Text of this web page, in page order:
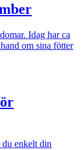
Idag har ca
om sina fötter
enkelt din